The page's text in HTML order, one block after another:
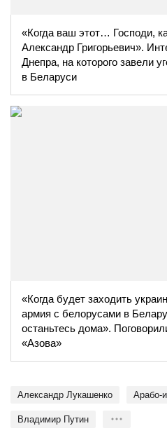
«Когда ваш этот… Господи,
Александр Григорьевич».
Днепра, на которого завели
в Беларуси
«Когда будет заходить
армия с белорусами в
останьтесь дома».
«Азова»
Александр Лукашенко
Владимир Путин